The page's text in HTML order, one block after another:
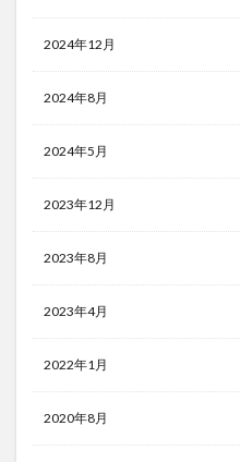
2024年12月
2024年8月
2024年5月
2023年12月
2023年8月
2023年4月
2022年1月
2020年8月